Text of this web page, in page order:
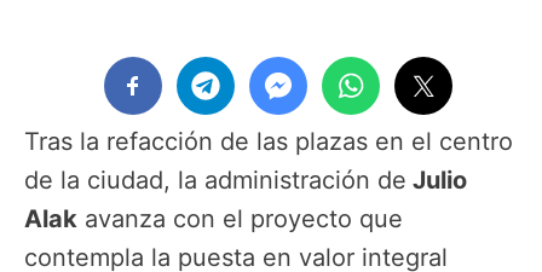
Tras la refacción de las plazas en el centro
de la ciudad, la administración de Julio
Alak avanza con el proyecto que
contempla la puesta en valor integral